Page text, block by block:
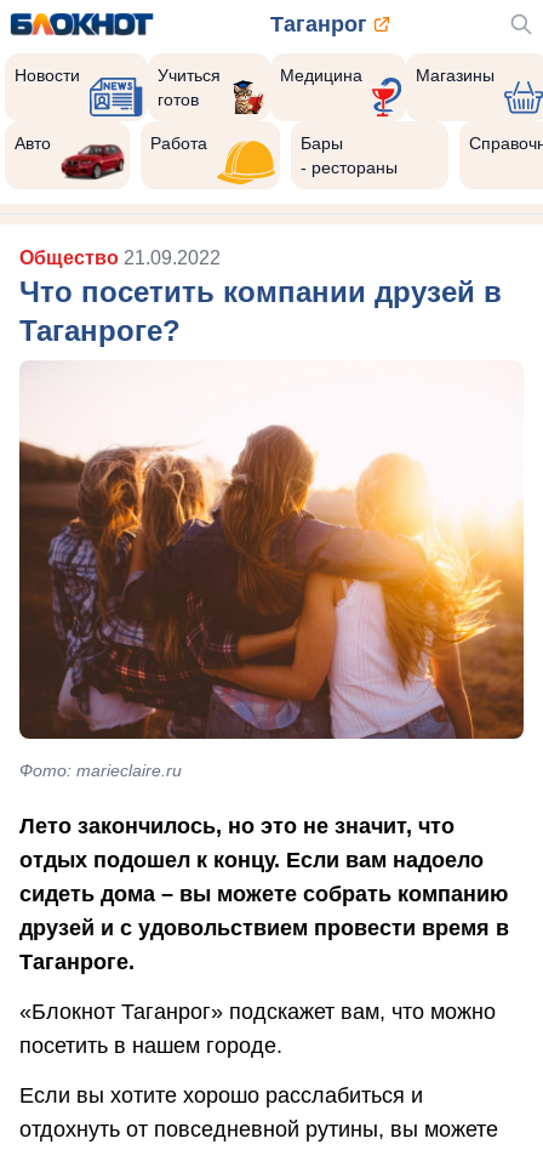
Таганрог
Новости
Учиться
готов
Медицина Магазины
Авто Работа
Бары
- рестораны
Общество 21.09.2022
Что посетить компании друзей в
Таганроге?
Фото: marieclaire.ru
Лето закончилось, но это не значит, что
отдых подошел к концу. Если вам надоело
сидеть дома – вы можете собрать компанию
друзей и с удовольствием провести время в
Таганроге.
«Блокнот Таганрог» подскажет вам, что можно
посетить в нашем городе.
Если вы хотите хорошо расслабиться и
отдохнуть от повседневной рутины, вы можете